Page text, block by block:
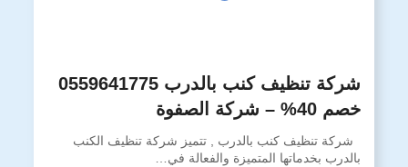
شركة تنظيف كنب بالدرب 0559641775
خصم 40% – شركة الصفوة
شركة تنظيف كنب بالدرب , تتميز شركة تنظيف الكنب
بالدرب بخدماتها المتميزة والفعالة في…